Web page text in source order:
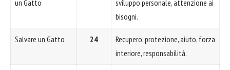
un Gatto
sviluppo personale, attenzione ai
bisogni.
Salvare un Gatto 24
Recupero, protezione, aiuto, forza
interiore, responsabilità.